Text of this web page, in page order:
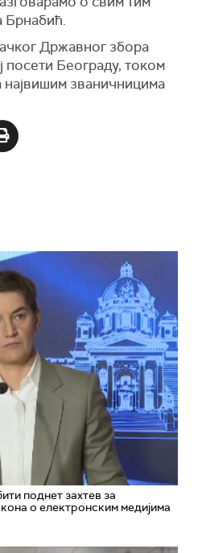
Брнабић.
Државног збора
посети Београду, током
највишим званичницима
поднет захтев за
о електронским медијима